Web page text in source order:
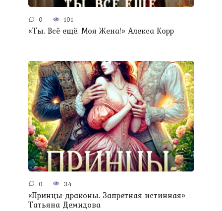
0 101
«Ты. Всё ещё. Моя Жена!» Алекса Корр
0 34
«Принцы-драконы. Запретная истинная»
Татьяна Демидова